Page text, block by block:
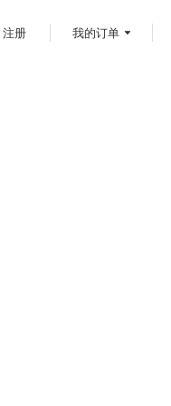
注册 我的订单